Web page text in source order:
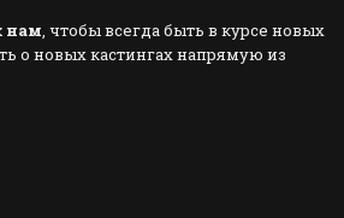
нам, чтобы всегда быть в курсе новых
о новых кастингах напрямую из